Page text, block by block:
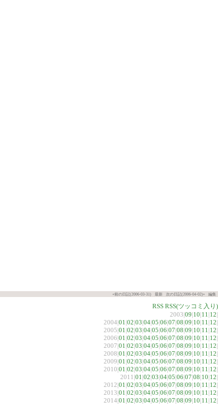
«前の日記(2006-03-31) 最新 次の日記(2006-04-02)» 編集
RSS RSS(ツッコミ入り)
2003|09|10|11|12|
2004|01|02|03|04|05|06|07|08|09|10|11|12|
2005|01|02|03|04|05|06|07|08|09|10|11|12|
2006|01|02|03|04|05|06|07|08|09|10|11|12|
2007|01|02|03|04|05|06|07|08|09|10|11|12|
2008|01|02|03|04|05|06|07|08|09|10|11|12|
2009|01|02|03|04|05|06|07|08|09|10|11|12|
2010|01|02|03|04|05|06|07|08|09|10|11|12|
2011|01|02|03|04|05|06|07|08|10|12|
2012|01|02|03|04|05|06|07|08|09|10|11|12|
2013|01|02|03|04|05|06|07|08|09|10|11|12|
2014|01|02|03|04|05|06|07|08|09|10|11|12|